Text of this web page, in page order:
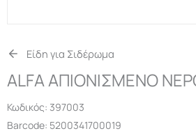
Είδη για Σιδέρωμα
ALFA ΑΠΙΟΝΙΣΜΕΝΟ
Κωδικός: 397003
Barcode: 5200341700019